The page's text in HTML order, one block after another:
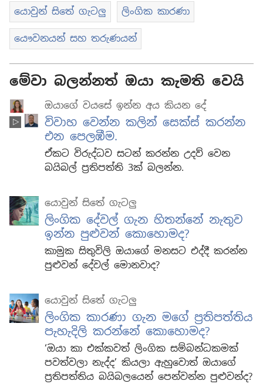
යොවුන් සිතේ ගැටලු ලිංගික කාරණා
යෞවනයන් සහ තරුණයන්
මේවා බලන්නත් ඔයා කැමති වෙයි
ඔයාගේ වයසේ ඉන්න අය කියන දේ
විවාහ වෙන්න කලින් සෙක්ස් කරන්න
එන පෙලඹීම.
ඒකට විරුද්ධව සටන් කරන්න උදව් වෙන
බයිබල් ප්‍රතිපත්ති 3ක් බලන්න.
යොවුන් සිතේ ගැටලු
ලිංගික දේවල් ගැන හිතන්නේ නැතුව
ඉන්න පුළුවන් කොහොමද?
කාමුක සිතුවිලි ඔයාගේ මනසට එද්දී කරන්න
පුළුවන් දේවල් මොනවාද?
යොවුන් සිතේ ගැටලු
ලිංගික කාරණා ගැන මගේ ප්‍රතිපත්තිය
පැහැදිලි කරන්නේ කොහොමද?
‘ඔයා කා එක්කවත් ලිංගික සම්බන්ධකමක්
පවත්වලා නැද්ද’ කියලා ඇහුවොත් ඔයාගේ
ප්‍රතිපත්තිය බයිබලයෙන් පෙන්වන්න පුළුවන්ද?